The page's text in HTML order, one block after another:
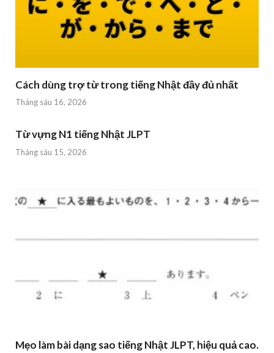
Cách dùng trợ từ trong tiếng Nhật đầy đủ nhất
Tháng sáu 16, 2026
Từ vựng N1 tiếng Nhật JLPT
Tháng sáu 15, 2026
Mẹo làm bài dạng sao tiếng Nhật JLPT, hiệu quả cao.